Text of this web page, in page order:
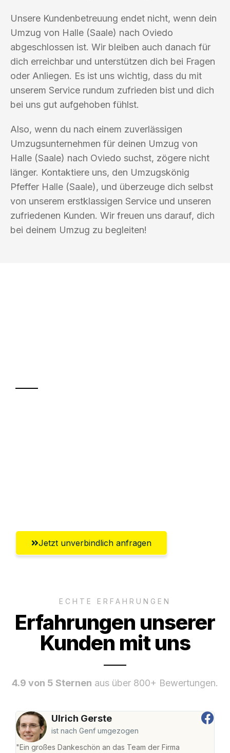
Unsere Kundenbetreuung endet nicht, wenn dein
Umzug von Halle (Saale) nach Oviedo
abgeschlossen ist. Wir bleiben auch danach für
dich erreichbar und unterstützen dich bei Fragen
oder Anliegen. Es ist uns wichtig, dass du mit
unserem Service rundum zufrieden bist und dich
bei uns gut aufgehoben fühlst.
Also, wenn du nach einem zuverlässigen
Umzugsunternehmen für deinen Umzug von
Halle (Saale) nach Oviedo suchst, zögere nicht
länger. Kontaktiere uns, den Umzugskönig
Pfeffer Halle (Saale), und überzeuge dich selbst
von unserem erstklassigen Service und unseren
zufriedenen Kunden. Wir freuen uns darauf, dich
bei deinem Umzug zu begleiten!
Jetzt unverbindlich anfragen
ECHTE ERFAHRUNGEN
Erfahrungen unserer
Kunden mit uns
4.9 von 5 Sternen aus über 800+ Bewertungen.
Ulrich Gerste
ist nach Genf umgezogen
"Ein großes Dankeschön an das Team der Firma